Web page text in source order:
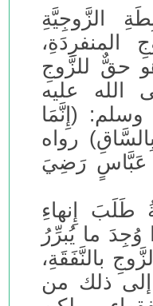
الزَّوجِيَّةِ
المنفرِدَةِ،
حقٌّ للزَّوجِ
الله عليه
(إِنَّمَا
رواه
عَبَّاسٍ رَضِيَ
طَلَبَ إِنهاءِ
وُجِدَ ما يُبرِّرُ
بالنَّفَقَةِ،
إلى ذلك من